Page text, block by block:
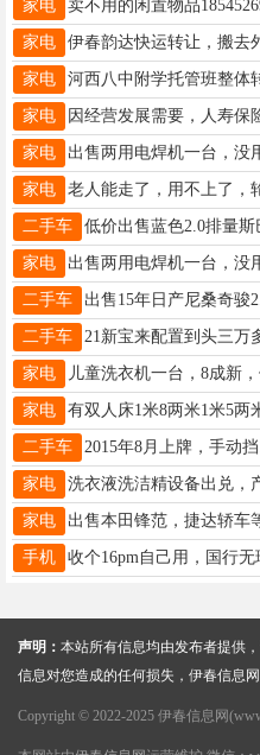
家电
家电
家电
家电
家电
家电
二手车
家电
二手车
二手车
家电
家电
二手车
家电
家电
手机
声明： 本站所有信息均由发布者提供
信息对您造成的任何损失，伊春信息网
Copyright © 2022-2025 伊春信息网